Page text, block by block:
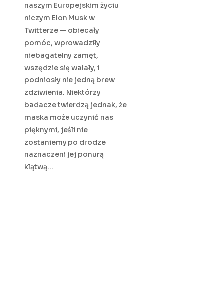
naszym Europejskim życiu
niczym Elon Musk w
Twitterze — obiecały
pomóc, wprowadziły
niebagatelny zamęt,
wszędzie się walały, i
podniosły nie jedną brew
zdziwienia. Niektórzy
badacze twierdzą jednak, że
maska może uczynić nas
pięknymi, jeśli nie
zostaniemy po drodze
naznaczeni jej ponurą
klątwą…